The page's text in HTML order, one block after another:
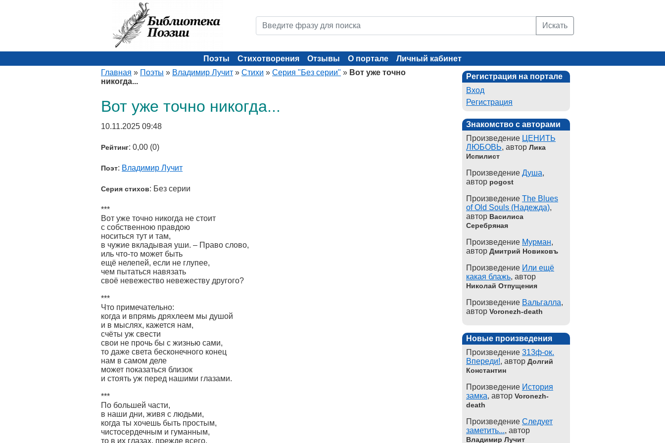
Искать
Поэты Стихотворения Отзывы О портале
Личный кабинет
Главная » Поэты » Владимир Лучит » Стихи » Серия "Без серии" » Вот уже точно
никогда...
Вот уже точно никогда...
10.11.2025 09:48
Рейтинг: 0,00 (0)
Поэт: Владимир Лучит
Серия стихов: Без серии
***
Вот уже точно никогда не стоит
с собственною правдою
носиться тут и там,
в чужие вкладывая уши. – Право слово,
иль что-то может быть
ещё нелепей, если не глупее,
чем пытаться навязать
своё невежество невежеству другого?
***
Что примечательно:
когда и впрямь дряхлеем мы душой
и в мыслях, кажется нам,
счёты уж свести
свои не прочь бы с жизнью сами,
то даже света бесконечного конец
нам в самом деле
может показаться близок
и стоять уж перед нашими глазами.
***
По большей части,
в наши дни, живя с людьми,
когда ты хочешь быть простым,
чистосердечным и гуманным,
то в их глазах, прежде всего,
Регистрация на портале
Вход
Регистрация
Знакомство с авторами
Произведение ЦЕНИТЬ
ЛЮБОВЬ, автор Лика
Испилист
Произведение Душа,
автор pogost
Произведение The Blues
of Old Souls (Надежда),
автор Василиса
Серебряная
Произведение Мурман,
автор Дмитрий Новиковъ
Произведение Или ещё
какая блажь, автор
Николай Отпущения
Произведение Вальгалла,
автор Voronezh-death
Новые произведения
Произведение 313ф-ок.
Впереди!, автор Долгий
Константин
Произведение История
замка, автор Voronezh-
death
Произведение Следует
заметить..., автор
Владимир Лучит